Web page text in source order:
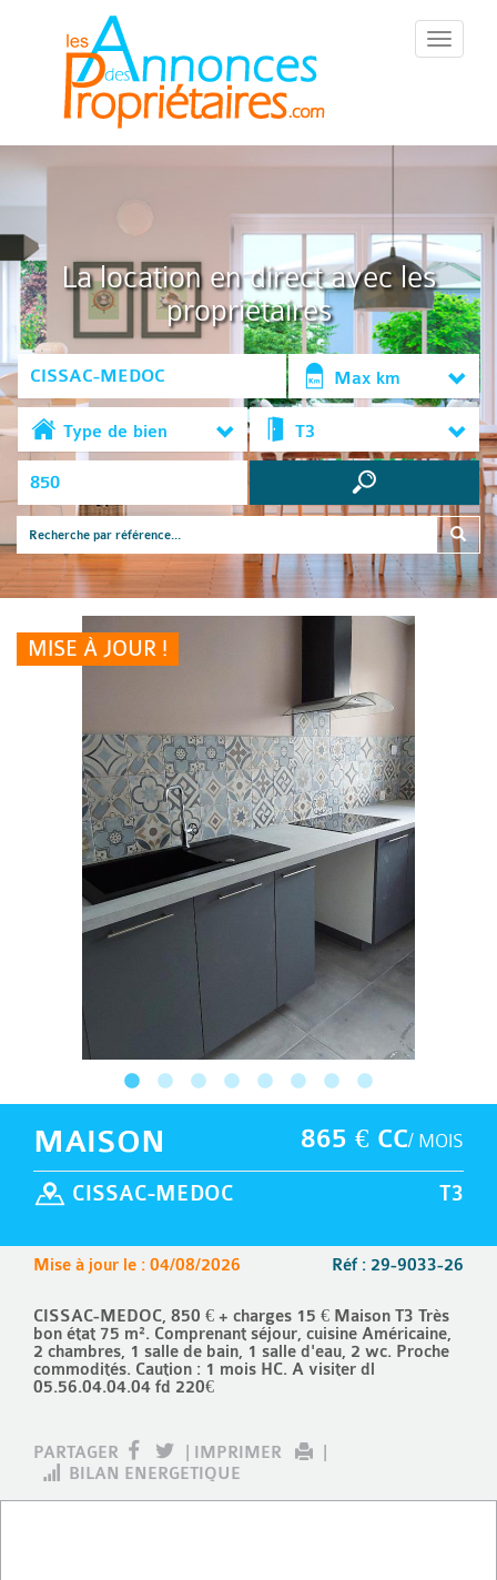
::Menu::
La location en direct avec les
propriétaires
Max km
Type de bien T3
MISE À JOUR !
865 € CC/ MOIS
MAISON
T3
CISSAC-MEDOC
Réf : 29-9033-26
Mise à jour le : 04/08/2026
CISSAC-MEDOC, 850 € + charges 15 € Maison T3 Très
bon état 75 m². Comprenant séjour, cuisine Américaine,
2 chambres, 1 salle de bain, 1 salle d'eau, 2 wc. Proche
commodités. Caution : 1 mois HC. A visiter dl
05.56.04.04.04 fd 220€
PARTAGER IMPRIMER
BILAN ENERGETIQUE